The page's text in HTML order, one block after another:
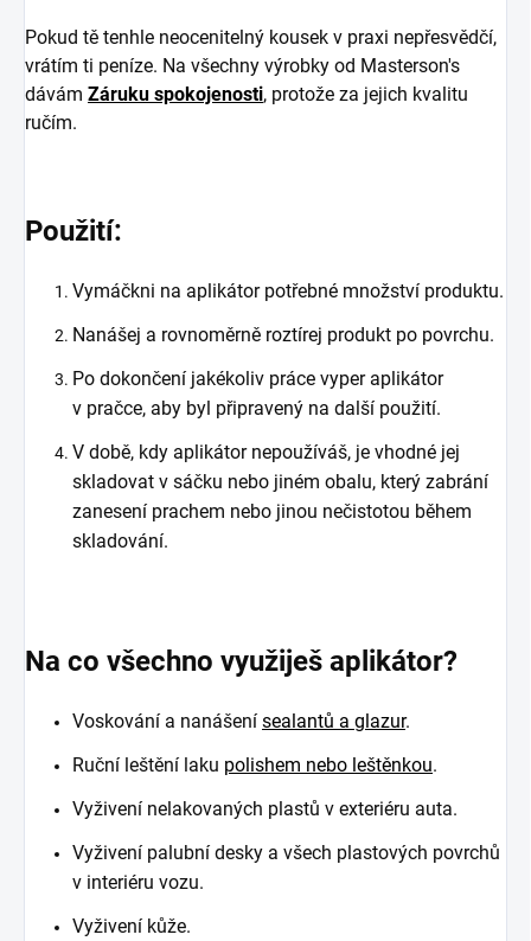
Pokud tě tenhle neocenitelný kousek v praxi nepřesvědčí,
vrátím ti peníze. Na všechny výrobky od Masterson's
dávám Záruku spokojenosti, protože za jejich kvalitu
ručím.
Použití:
Vymáčkni na aplikátor potřebné množství produktu.
Nanášej a rovnoměrně roztírej produkt po povrchu.
Po dokončení jakékoliv práce vyper aplikátor
v pračce, aby byl připravený na další použití.
V době, kdy aplikátor nepoužíváš, je vhodné jej
skladovat v sáčku nebo jiném obalu, který zabrání
zanesení prachem nebo jinou nečistotou během
skladování.
Na co všechno využiješ aplikátor?
Voskování a nanášení sealantů a glazur.
Ruční leštění laku polishem nebo leštěnkou.
Vyživení nelakovaných plastů v exteriéru auta.
Vyživení palubní desky a všech plastových povrchů
v interiéru vozu.
Vyživení kůže.